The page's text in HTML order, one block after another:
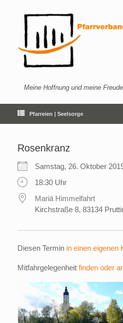
Meine Hoffnung und meine
Pfarreien | Seelsorge
Rosenkranz
Samstag, 26. Oktober
18:30 Uhr
Mariä Himmelfahrt
Kirchstraße 8, 83134
Diesen Termin in einen eigenen
Mitfahrgelegenheit finden oder